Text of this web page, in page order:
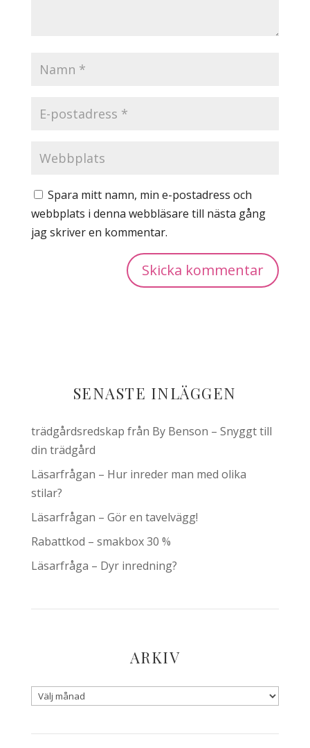
Spara mitt namn, min e-postadress och
webbplats i denna webbläsare till nästa gång
jag skriver en kommentar.
SENASTE INLÄGGEN
trädgårdsredskap från By Benson – Snyggt till
din trädgård
Läsarfrågan – Hur inreder man med olika
stilar?
Läsarfrågan – Gör en tavelvägg!
Rabattkod – smakbox 30 %
Läsarfråga – Dyr inredning?
ARKIV